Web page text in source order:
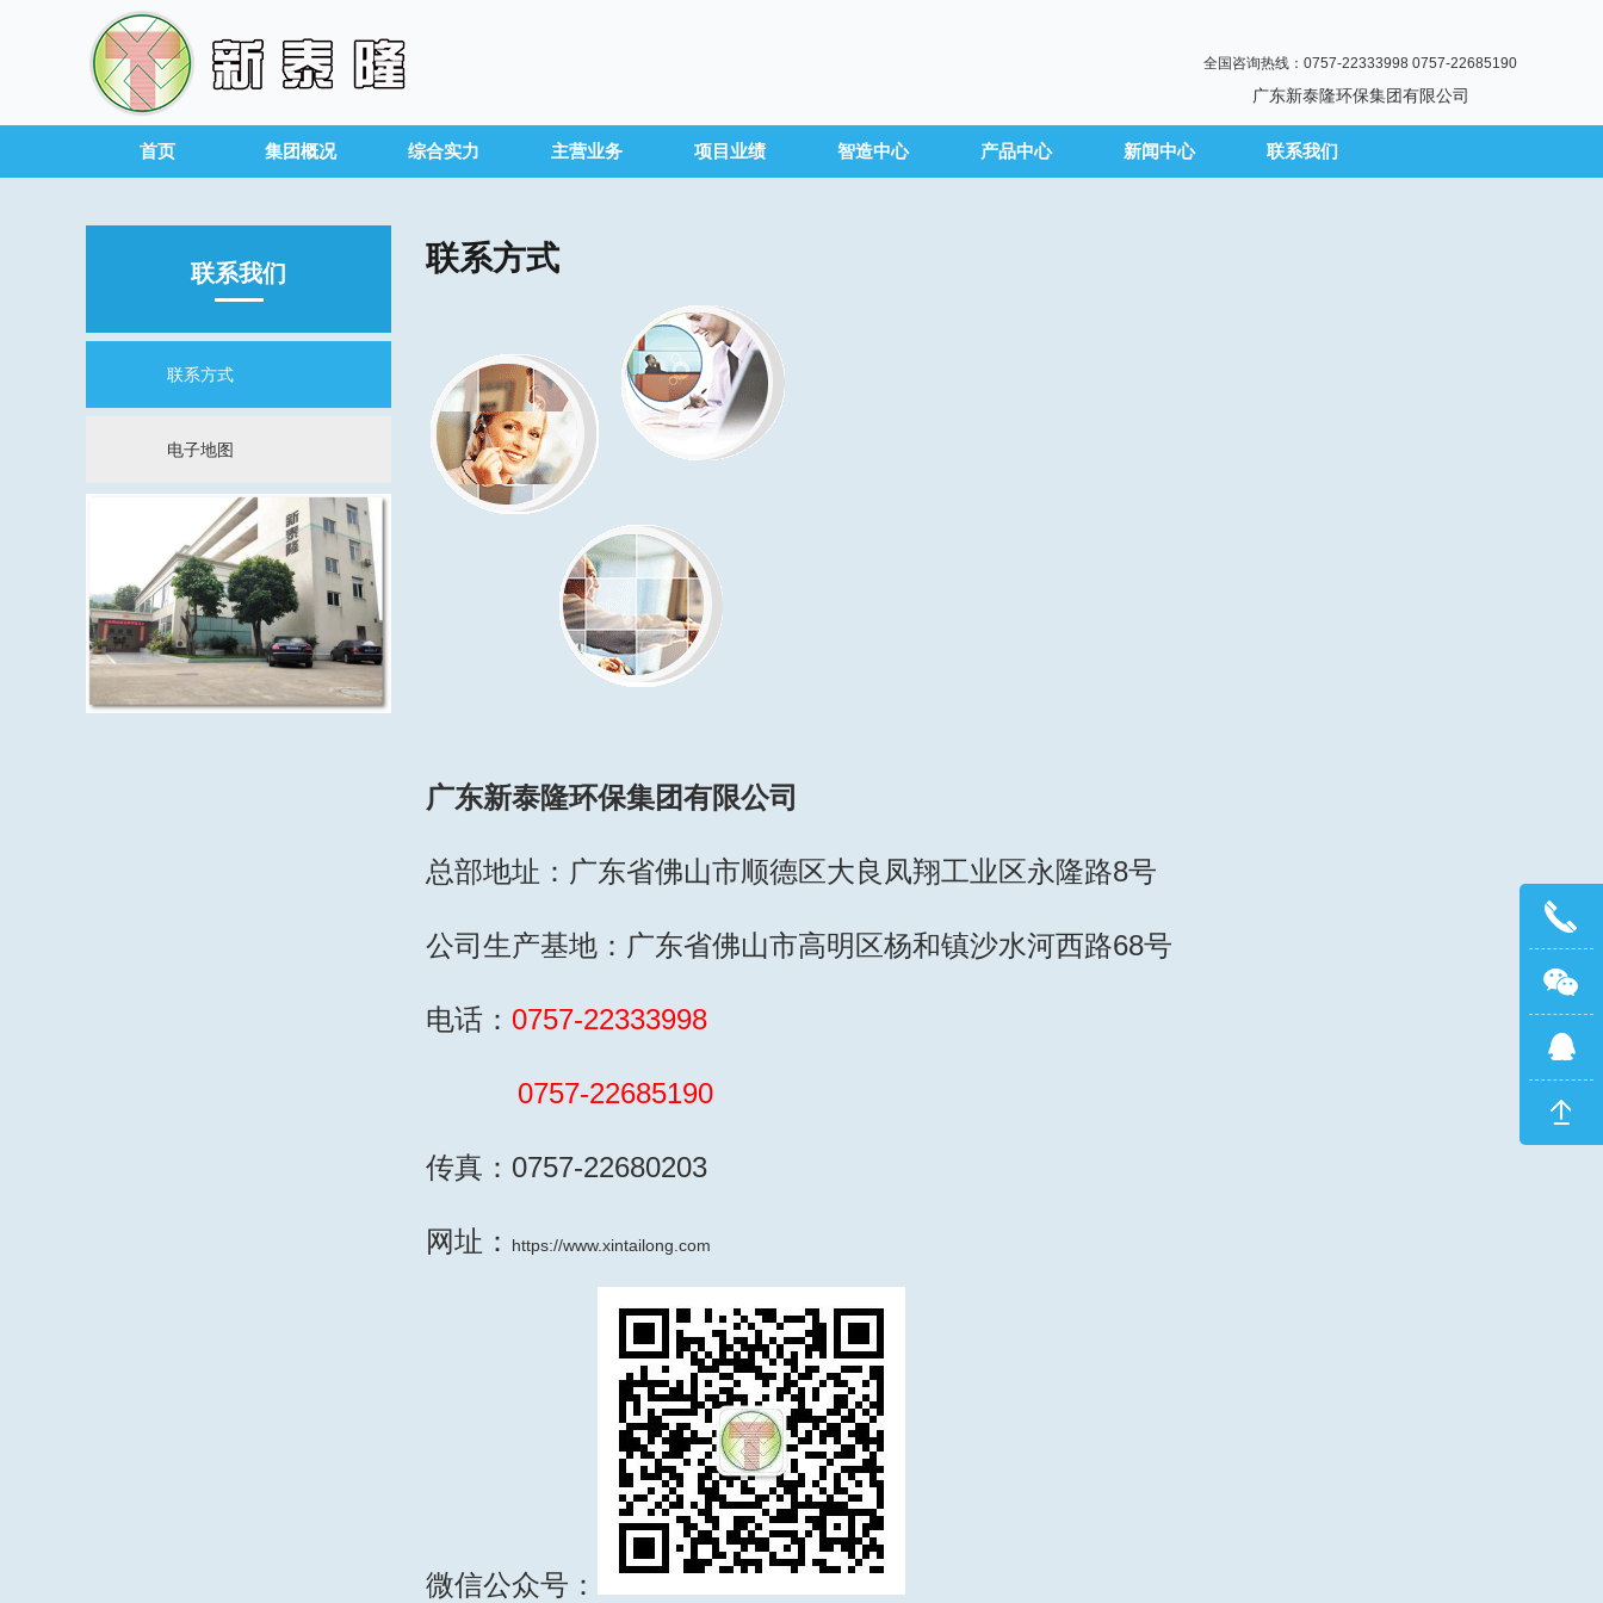
全国咨询热线：0757-22333998 0757-22685190
广东新泰隆环保集团有限公司
首页 集团概况 综合实力 主营业务 项目业绩 智造中心 产品中心 新闻中心 联系我们
联系我们
联系方式
电子地图
联系方式
广东新泰隆环保集团有限公司
总部地址：广东省佛山市顺德区大良凤翔工业区永隆路8号
公司生产基地：广东省佛山市高明区杨和镇沙水河西路68号
电话： 0757-22333998
0757-22685190
传真：0757-22680203
网址： https://www.xintailong.com
微信公众号：